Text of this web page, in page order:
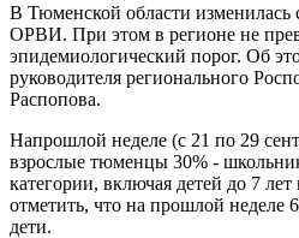
В Тюменской области изменилась
ОРВИ. При этом в регионе не
эпидемиологический порог. Об
руководителя регионального
Распопова.
Напрошлой неделе (с 21 по 29
взрослые тюменцы 30% -
категории, включая детей до 7
отметить, что на прошлой неделе
дети.